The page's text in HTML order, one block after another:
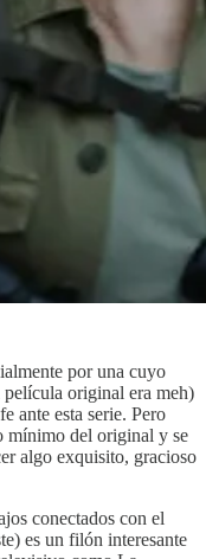
por una cuyo
película original era meh)
ante esta serie. Pero
mínimo del original y se
algo exquisito, gracioso
conectados con el
es un filón interesante